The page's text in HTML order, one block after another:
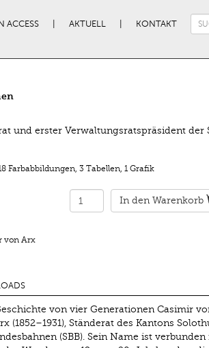
ACCESS AKTUELL KONTAKT
und erster Verwaltungsratspräsident der
Farbabbildungen, 3 Tabellen, 1 Grafik
In den Warenkorb
von Arx
von vier Generationen Casimir
Ständerat des Kantons
(SBB). Sein Name ist verbunden